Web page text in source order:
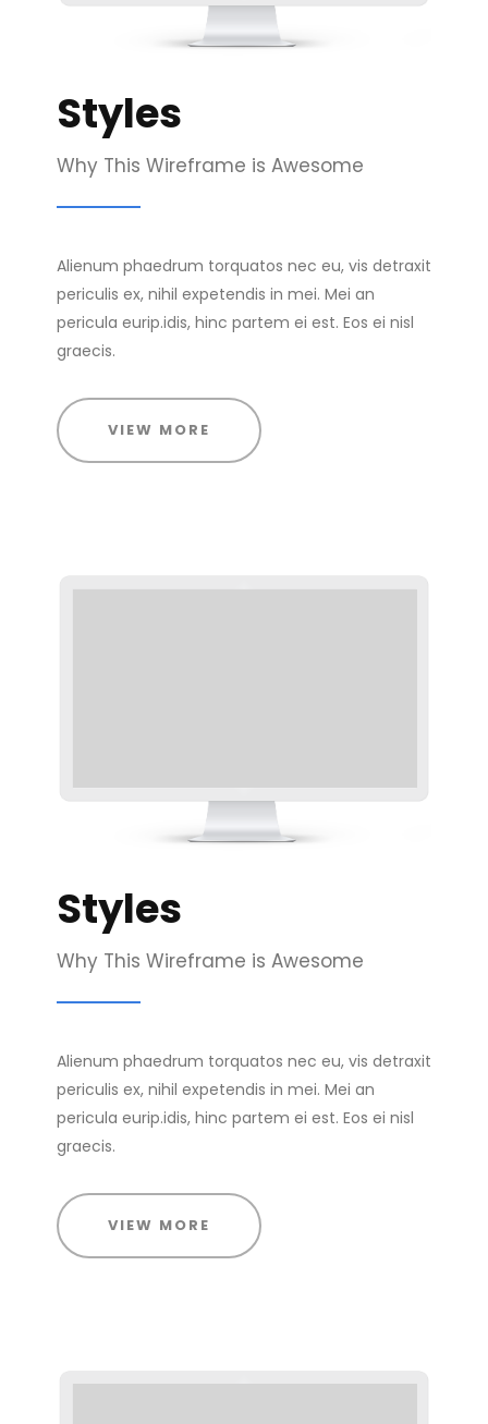
Styles
Why This Wireframe is Awesome
Alienum phaedrum torquatos nec eu, vis detraxit
periculis ex, nihil expetendis in mei. Mei an
pericula eurip.idis, hinc partem ei est. Eos ei nisl
graecis.
VIEW MORE
Styles
Why This Wireframe is Awesome
Alienum phaedrum torquatos nec eu, vis detraxit
periculis ex, nihil expetendis in mei. Mei an
pericula eurip.idis, hinc partem ei est. Eos ei nisl
graecis.
VIEW MORE